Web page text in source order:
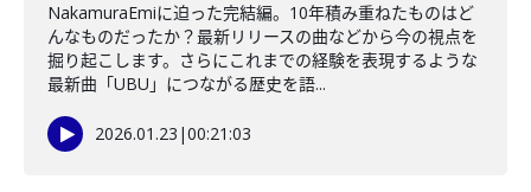
NakamuraEmiに迫った完結編。10年積み重ねたものはど
んなものだったか？最新リリースの曲などから今の視点を
掘り起こします。さらにこれまでの経験を表現するような
最新曲「UBU」につながる歴史を語...
2026.01.23 |00:21:03